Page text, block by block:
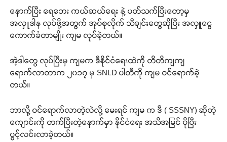
နောက်ပြီး ရေဘေး ကယ်ဆယ်ရေး နဲ့ ပတ်သက်ပြီးတော့မှ
အလှူဒါန လုပ်ဖို့အတွက် အုပ်စုလိုက် သီချင်းတွေဆိုပြီး အလှူငွေ
ကောက်ခံတာမျိုး ကျမ လုပ်ခဲ့တယ်။
အဲ့ဒါတွေ လုပ်ပြီးမှ ကျမက ဒီနိုင်ငံရေးထဲကို တိတိကျကျ
ရောက်လာတာက ၂၀၁၇ မှ SNLD ပါတီကို ကျမ ဝင်ရောက်ခဲ့
တယ်။
ဘာလို့ ဝင်ရောက်လာတဲ့လဲလို့ မေးရင် ကျမ က ဒီ ( SSSNY) ဆိုတဲ့
ကျောင်းကို တက်ပြီးတဲ့နောက်မှာ နိုင်ငံရေး အသိအမြင် ပိုပြီး
ပွင့်လင်းလာခဲ့တယ်။